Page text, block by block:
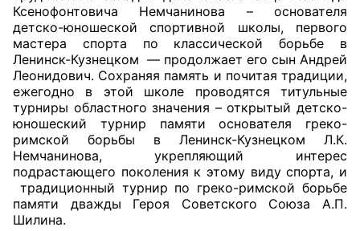
Общественные советы при территориальных
органах федеральных органов
исполнительной власти
Общественные советы по проведению
независимой оценки качества условий
оказания услуг
О Палате
Структура Палаты
Ксенофонтовича Немчанинова – основателя
детско-юношеской спортивной школы, первого
мастера спорта по классической борьбе в
Ленинск-Кузнецком — продолжает его сын Андрей
Леонидович. Сохраняя память и почитая традиции,
ежегодно в этой школе проводятся титульные
турниры областного значения – открытый детско-
юношеский турнир памяти основателя греко-
римской борьбы в Ленинск-Кузнецком Л.К.
Немчанинова, укрепляющий интерес
подрастающего поколения к этому виду спорта, и
традиционный турнир по греко-римской борьбе
памяти дважды Героя Советского Союза А.П.
Шилина.